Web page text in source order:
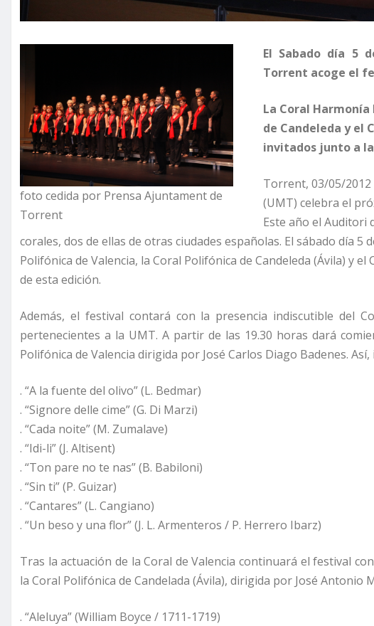
foto cedida por Prensa Ajuntament de
Torrent
El Sabado día 5
Torrent acoge el
La Coral
de Candeleda y el
invitados junto a
Torrent, 03/05/
(UMT) celebra el
Este año el Auditori
corales, dos de ellas de otras ciudades españolas. El sábado día 5
Polifónica de Valencia, la Coral Polifónica de Candeleda (Ávila) y
de esta edición.
Además, el festival contará con la presencia indiscutible del
pertenecientes a la UMT. A partir de las 19.30 horas dará
Polifónica de Valencia dirigida por José Carlos Diago Badenes.
. “A la fuente del olivo” (L. Bedmar)
. “Signore delle cime” (G. Di Marzi)
. “Cada noite” (M. Zumalave)
. “Idi-li” (J. Altisent)
. “Ton pare no te nas” (B. Babiloni)
. “Sin ti” (P. Guizar)
. “Cantares” (L. Cangiano)
. “Un beso y una flor” (J. L. Armenteros / P. Herrero Ibarz)
Tras la actuación de la Coral de Valencia continuará el festival
la Coral Polifónica de Candelada (Ávila), dirigida por José Antonio
. “Aleluya” (William Boyce / 1711-1719)